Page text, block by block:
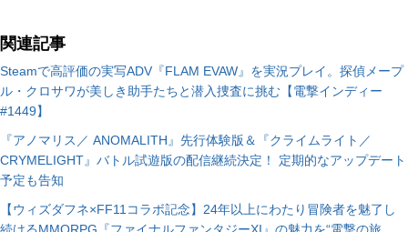
関連記事
Steamで高評価の実写ADV『FLAM EVAW』を実況プレイ。探偵メープ
ル・クロサワが美しき助手たちと潜入捜査に挑む【電撃インディー
#1449】
『アノマリス／ ANOMALITH』先行体験版＆『クライムライト／
CRYMELIGHT』バトル試遊版の配信継続決定！ 定期的なアップデート
予定も告知
【ウィズダフネ×FF11コラボ記念】24年以上にわたり冒険者を魅了し
続けるMMORPG『ファイナルファンタジーXI』の魅力を“電撃の旅